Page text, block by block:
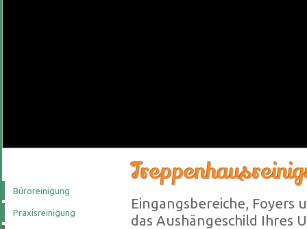
Büroreinigung
Praxisreinigung
Eingangsbereiche, Foyers
das Aushängeschild Ihres